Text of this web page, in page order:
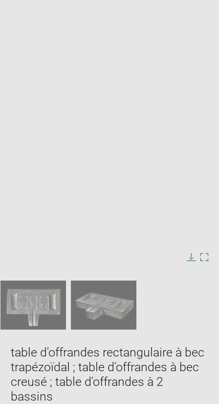
table d'offrandes rectangulaire à bec
trapézoïdal ; table d'offrandes à bec
creusé ; table d'offrandes à 2
bassins